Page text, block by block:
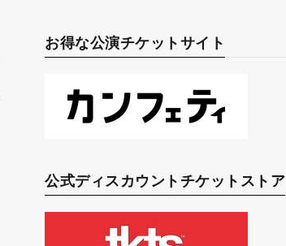
お得な公演チケットサイト
公式ディスカウントチケットストア